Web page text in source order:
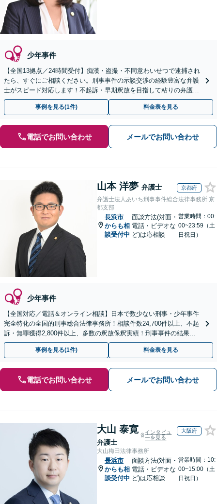
少年事件
【全国13拠点／24時間受付】痴漢・盗撮・不同意わいせつで逮捕され
たら、すぐにご相談ください。刑事事件の示談交渉の経験豊富な弁護
士がスピード対応します！不起訴・早期釈放を目指して粘りの弁護活
動を行います。
事例を見る(1件) 料金表を見る
電話でお問い合わせ メールでお問い合わせ
山本 洋夢 弁護士 京都府
弁護士法人あいち刑事事件総合法律事務所 京
都支部
長浜市
からも相
談受付中
面談方法(対面・
電話・ビデオな
ど)は応相談
営業時間：00:
00~23:59（土
日祝日）
少年事件
【全国対応／電話＆オンライン相談】日本で数少ない刑事・少年事件
完全特化の全国的刑事総合法律事務所！相談件数24,700件以上、不起
訴・無罪獲得2,800件以上、多数の釈放保釈実績！刑事事件の結果は
弁護士の腕次第で変わります【初回相談無料】
事例を見る(1件) 料金表を見る
電話でお問い合わせ メールでお問い合わせ
大山 泰寛
弁護士
インタビュ
ーを見る
大阪府
大山梅田法律事務所
長浜市
からも相
談受付中
面談方法(対面・
電話・ビデオな
ど)は応相談
営業時間：10:
00~15:00（土
日祝日）